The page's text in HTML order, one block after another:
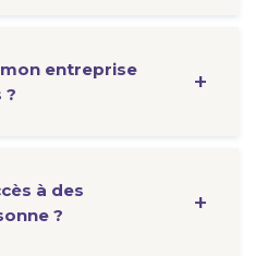
entreprise
?
à des
?